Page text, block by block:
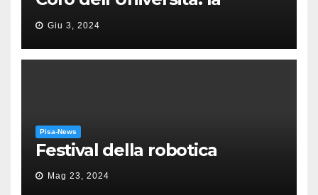
“Messa in gloria” di Giacomo
Puccini
Giu 3, 2024
Pisa-News
Festival della robotica
Mag 23, 2024